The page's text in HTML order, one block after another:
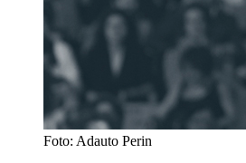
Foto: Adauto Perin